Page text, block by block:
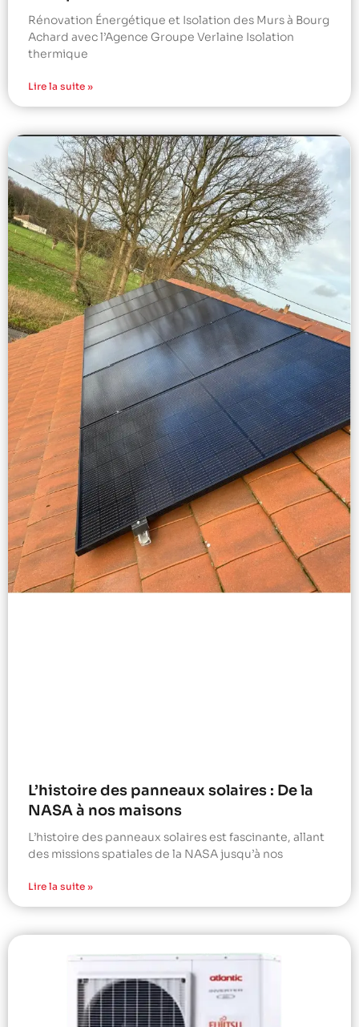
Rénovation Énergétique et Isolation des Murs à Bourg
Achard avec l’Agence Groupe Verlaine Isolation
thermique
Lire la suite »
L’histoire des panneaux solaires : De la
NASA à nos maisons
L’histoire des panneaux solaires est fascinante, allant
des missions spatiales de la NASA jusqu’à nos
Lire la suite »